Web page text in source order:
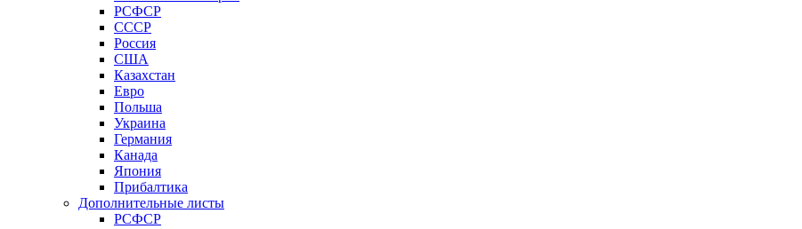
РСФСР
СССР
Россия
США
Казахстан
Евро
Польша
Украина
Германия
Канада
Япония
Прибалтика
Дополнительные листы
РСФСР